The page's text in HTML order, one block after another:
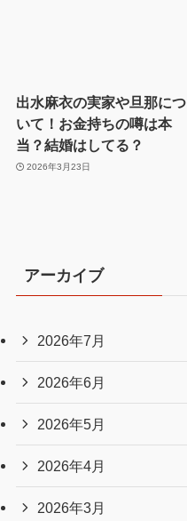
出水麻衣の実家や旦那につ
いて！お金持ちの噂は本
当？結婚はしてる？
2026年3月23日
アーカイブ
2026年7月
2026年6月
2026年5月
2026年4月
2026年3月